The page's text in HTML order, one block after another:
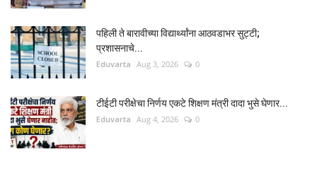
पहिली ते बारावीच्या विद्यार्थ्यांना आठवडाभर सुट्टी;
प्रशासनाचे...
Eduvarta Aug 3, 2026 0
टीईटी परीक्षेचा निर्णय एकटे शिक्षण मंत्री दादा भुसे घेणार...
Eduvarta Aug 4, 2026 0